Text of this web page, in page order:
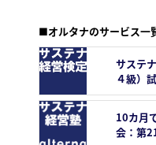
■オルタナのサービス一
サステ
４級）
10カ月
会：第